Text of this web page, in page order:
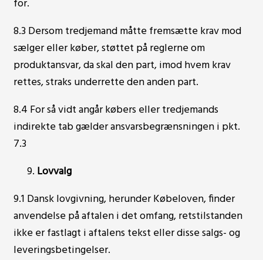
for.
8.3 Dersom tredjemand måtte fremsætte krav mod
sælger eller køber, støttet på reglerne om
produktansvar, da skal den part, imod hvem krav
rettes, straks underrette den anden part.
8.4 For så vidt angår købers eller tredjemands
indirekte tab gælder ansvarsbegrænsningen i pkt.
7.3
Lovvalg
9.1 Dansk lovgivning, herunder Købeloven, finder
anvendelse på aftalen i det omfang, retstilstanden
ikke er fastlagt i aftalens tekst eller disse salgs- og
leveringsbetingelser.